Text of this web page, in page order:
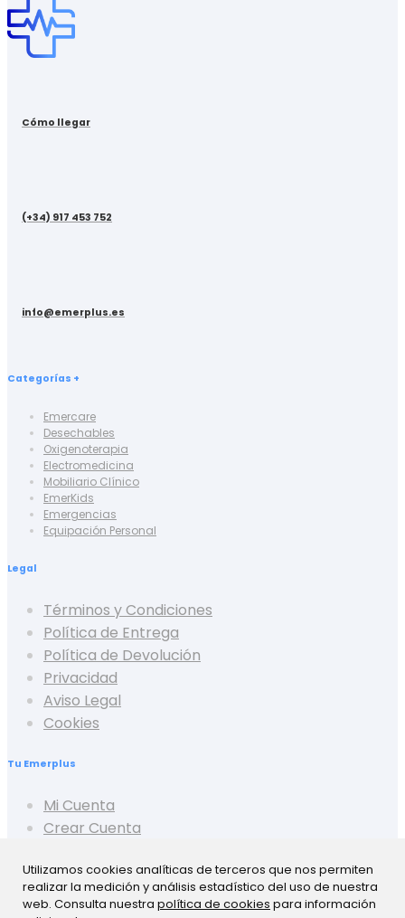
Utilizamos cookies analíticas de terceros que nos permiten
realizar la medición y análisis estadístico del uso de nuestra
web. Consulta nuestra política de cookies para información
Cómo llegar
(+34) 917 453 752
info@emerplus.es
Categorías +
Emercare
Desechables
Oxigenoterapia
Electromedicina
Mobiliario Clínico
EmerKids
Emergencias
Equipación Personal
Legal
Términos y Condiciones
Política de Entrega
Política de Devolución
Privacidad
Aviso Legal
Cookies
Tu Emerplus
Mi Cuenta
Crear Cuenta
Mis Pedidos
Mis Favoritos